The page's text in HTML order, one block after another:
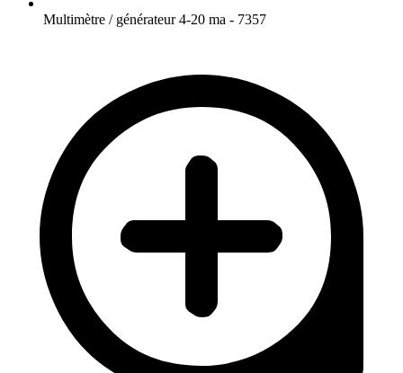
Multimètre / générateur 4-20 ma - 7357